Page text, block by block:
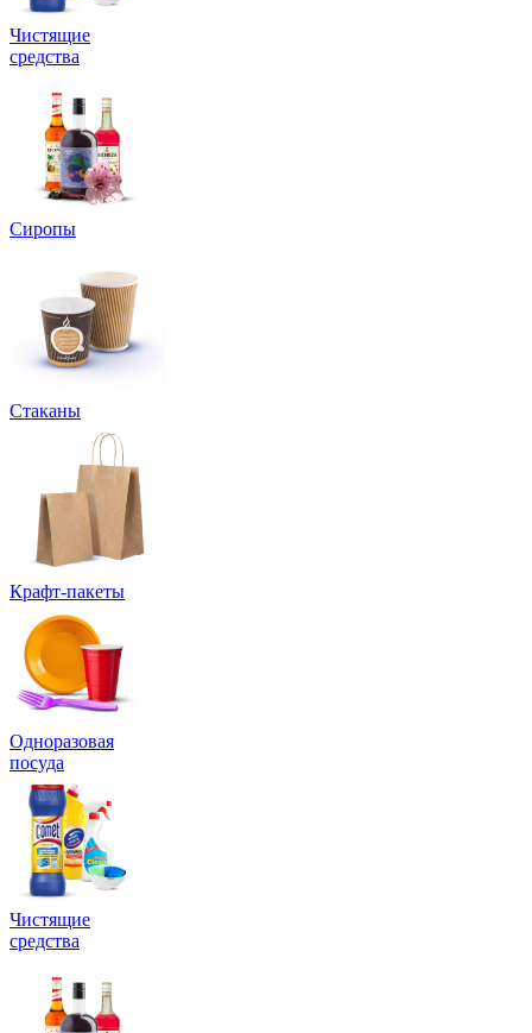
Чистящие
средства
Сиропы
Стаканы
Крафт-пакеты
Одноразовая
посуда
Чистящие
средства